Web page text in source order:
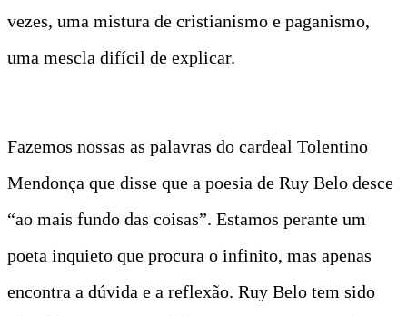
vezes, uma mistura de cristianismo e paganismo,
uma mescla difícil de explicar.
Fazemos nossas as palavras do cardeal Tolentino
Mendonça que disse que a poesia de Ruy Belo desce
“ao mais fundo das coisas”. Estamos perante um
poeta inquieto que procura o infinito, mas apenas
encontra a dúvida e a reflexão. Ruy Belo tem sido